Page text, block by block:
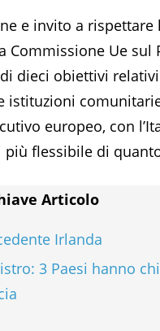
e invito a rispettare
Commissione Ue sul
dieci obiettivi
istituzioni
europeo, con
più flessibile di
Articolo
Irlanda
3 Paesi hanno